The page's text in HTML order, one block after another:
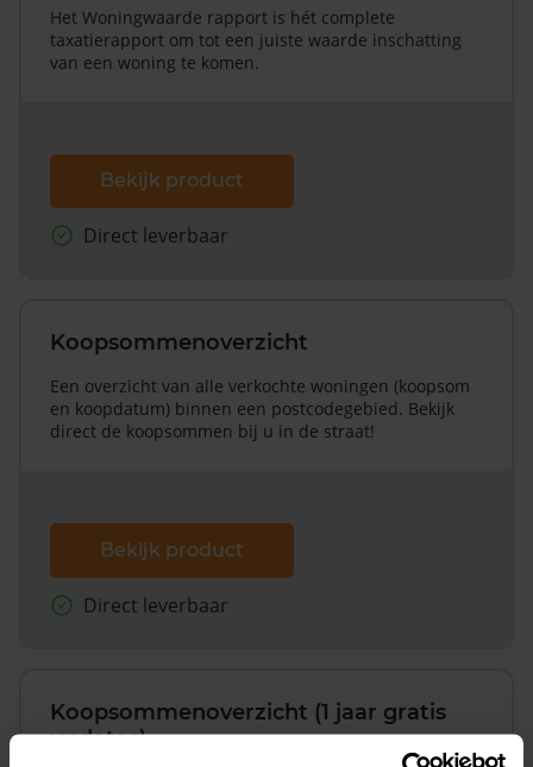
Het Woningwaarde rapport is hét complete
taxatierapport om tot een juiste waarde inschatting
van een woning te komen.
Bekijk product
Direct leverbaar
Koopsommenoverzicht
Een overzicht van alle verkochte woningen (koopsom
en koopdatum) binnen een postcodegebied. Bekijk
direct de koopsommen bij u in de straat!
Bekijk product
Direct leverbaar
Koopsommenoverzicht (1 jaar gratis
updates)